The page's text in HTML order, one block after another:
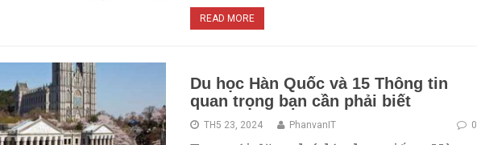
READ MORE
Du học Hàn Quốc và 15 Thông tin
quan trọng bạn cần phải biết
TH5 23, 2024 0
PhanvanIT